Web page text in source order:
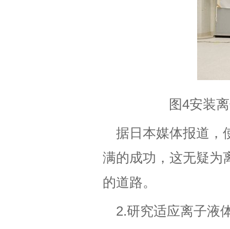
图4安装离
据日本媒体报道，
满的成功，这无疑为
的道路。
2.研究适应离子液